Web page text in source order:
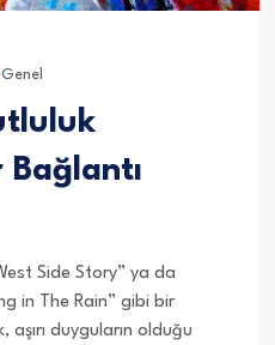
Genel
Bağlantı
Side Story” ya da
in The Rain” gibi bir
aşırı duyguların olduğu